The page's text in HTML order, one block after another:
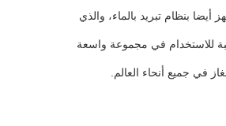
لعملياتهم.هذا المولد مجهز أيضا بنظام تبريد بالماء، والذي
هذا المولد متوفر أيضًا في خيارات تردد 50 هرتز و 60 هرتز ،مما يجعلها مناسبة للاستخدام في مجموعة واسعة
في جميع أنحاء العالم.